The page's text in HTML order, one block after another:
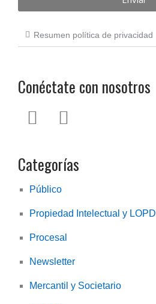
la
de
Resumen política de privacidad
Conéctate con nosotros
L
n
k
e
d
n
T
i
t
e
r
Categorías
Público
Propiedad Intelectual y LOPD
Procesal
Newsletter
Mercantil y Societario